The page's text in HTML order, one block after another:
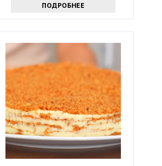
вкуснее, чем на гриле
ПОДРОБНЕЕ